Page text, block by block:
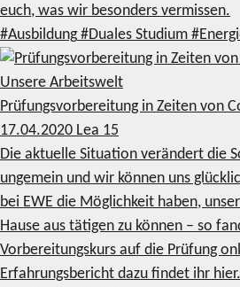
euch, was wir besonders vermissen.
#Ausbildung #Duales Studium
Unsere Arbeitswelt
Prüfungsvorbereitung in Zeiten von
17.04.2020 Lea 15
Die aktuelle Situation verändert die
ungemein und wir können uns
bei EWE die Möglichkeit haben,
Hause aus tätigen zu können – so
Vorbereitungskurs auf die Prüfung
Erfahrungsbericht dazu findet ihr